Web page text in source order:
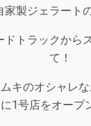
家製ジェラート
ドトラックから
て！
キのオシャレ
1号店をオープ